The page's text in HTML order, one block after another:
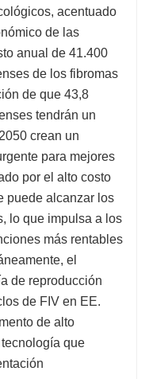
acentuado
de las
anual de 41.400
de los fibromas
de que 43,8
tendrán un
crean un
para mejores
por el alto costo
puede alcanzar los
lo que impulsa a los
más rentables
el
de reproducción
de FIV en EE.
de alto
que